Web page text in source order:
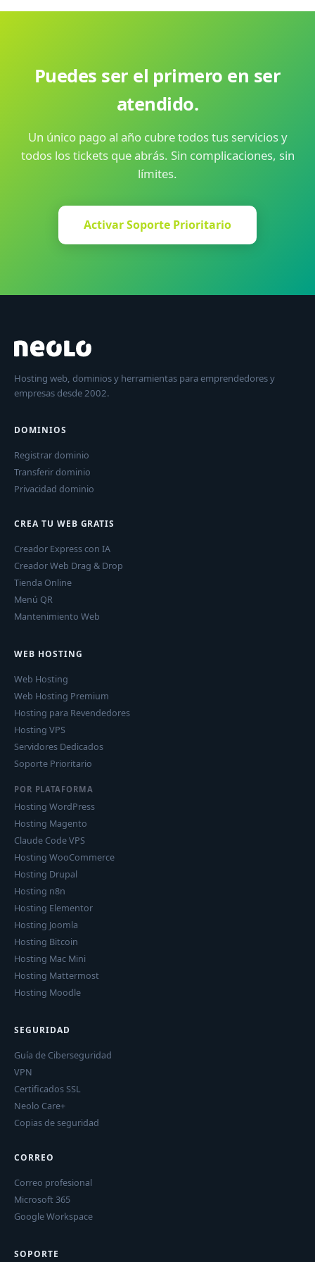
Puedes ser el primero en ser
atendido.
Un único pago al año cubre todos tus servicios y
todos los tickets que abrás. Sin complicaciones, sin
límites.
Activar Soporte Prioritario
Hosting web, dominios y herramientas para emprendedores y
empresas desde 2002.
DOMINIOS
Registrar dominio
Transferir dominio
Privacidad dominio
CREA TU WEB GRATIS
Creador Express con IA
Creador Web Drag & Drop
Tienda Online
Menú QR
Mantenimiento Web
WEB HOSTING
Web Hosting
Web Hosting Premium
Hosting para Revendedores
Hosting VPS
Servidores Dedicados
Soporte Prioritario
POR PLATAFORMA
Hosting WordPress
Hosting Magento
Claude Code VPS
Hosting WooCommerce
Hosting Drupal
Hosting n8n
Hosting Elementor
Hosting Joomla
Hosting Bitcoin
Hosting Mac Mini
Hosting Mattermost
Hosting Moodle
SEGURIDAD
Guía de Ciberseguridad
VPN
Certificados SSL
Neolo Care+
Copias de seguridad
CORREO
Correo profesional
Microsoft 365
Google Workspace
SOPORTE